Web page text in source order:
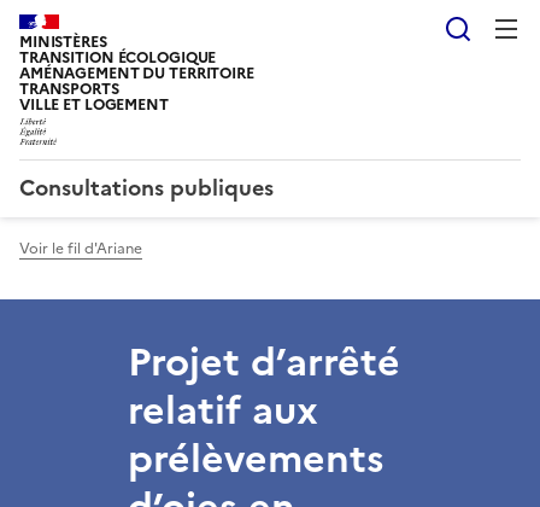
MINISTÈRES
TRANSITION ÉCOLOGIQUE
AMÉNAGEMENT DU TERRITOIRE
TRANSPORTS
VILLE ET LOGEMENT
Consultations publiques
Voir le fil d'Ariane
Projet d’arrêté
relatif aux
prélèvements